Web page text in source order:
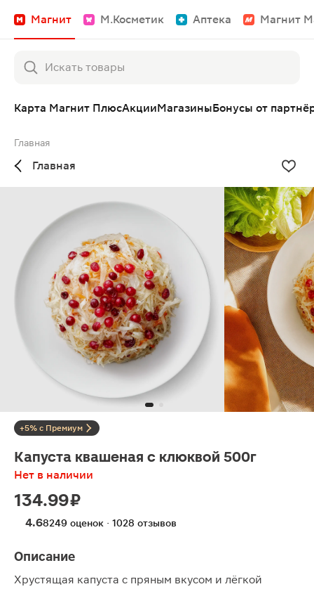
Магнит М.Косметик Аптека Магнит
Карта Магнит ПлюсАкцииМагазиныБонусы от
Главная
Главная
+5% с Премиум
Капуста квашеная с клюквой 500г
Нет в наличии
134.99 ₽
4.68249 оценок · 1028 отзывов
Описание
Хрустящая капуста с пряным вкусом и лёгкой